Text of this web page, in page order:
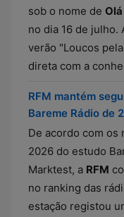
sob o nome de
no dia 16 de julho.
verão "Loucos
direta com a
RFM mantém
Bareme Rádio de
De acordo com os
2026 do estudo
Marktest, a RFM
no ranking das
estação registou